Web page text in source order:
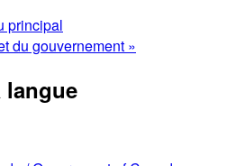
principal
du gouvernement »
langue